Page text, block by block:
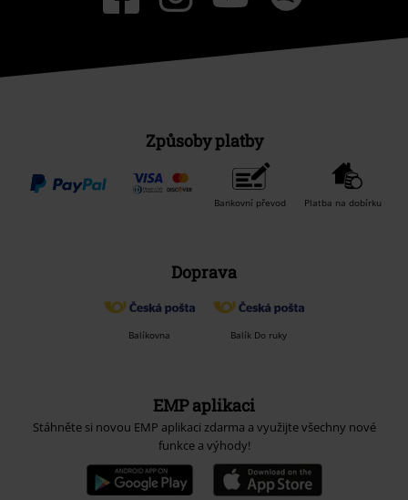
Způsoby platby
Bankovní převod Platba na dobírku
Doprava
Balíkovna Balík Do ruky
EMP aplikaci
Stáhněte si novou EMP aplikaci zdarma a využijte všechny nové
funkce a výhody!